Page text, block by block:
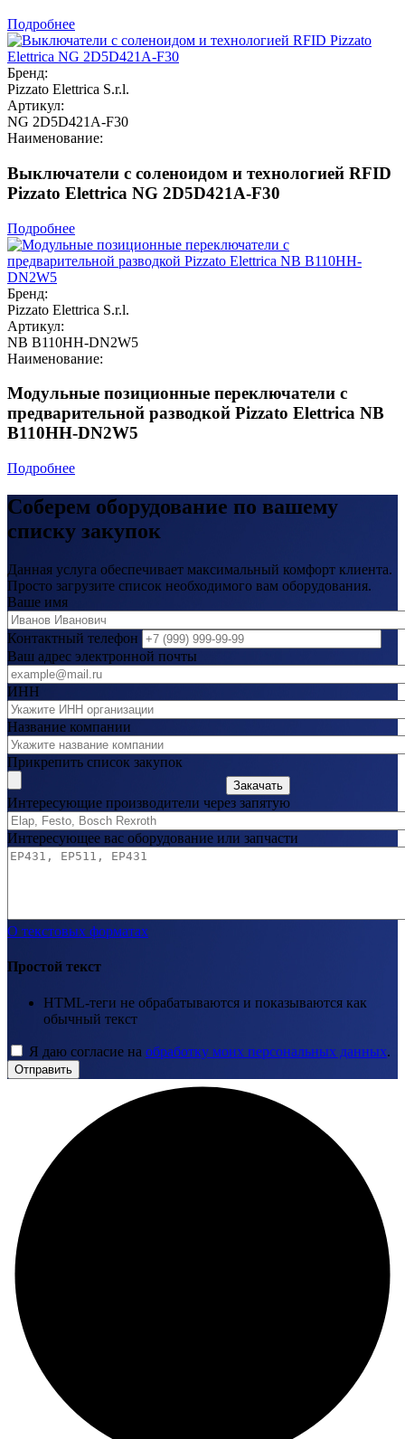
Подробнее
Бренд:
Pizzato Elettrica S.r.l.
Артикул:
NG 2D5D421A-F30
Наименование:
Выключатели с соленоидом и технологией RFID
Pizzato Elettrica NG 2D5D421A-F30
Подробнее
Бренд:
Pizzato Elettrica S.r.l.
Артикул:
NB B110HH-DN2W5
Наименование:
Модульные позиционные переключатели с
предварительной разводкой Pizzato Elettrica NB
B110HH-DN2W5
Подробнее
Соберем оборудование по вашему
списку закупок
Данная услуга обеспечивает максимальный комфорт клиента.
Просто загрузите список необходимого вам оборудования.
Ваше имя
Контактный телефон
Ваш адрес электронной почты
ИНН
Название компании
Прикрепить список закупок
Закачать
Интересующие производители через запятую
Интересующее вас оборудование или запчасти
О текстовых форматах
Простой текст
HTML-теги не обрабатываются и показываются как
обычный текст
Я даю согласие на обработку моих персональных данных.
Отправить